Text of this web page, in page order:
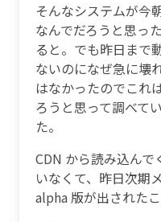
そんなシステムが今
なんでだろうと思っ
ると。でも昨日まで
ないのになぜ急に壊
はなかったのでこれ
ろうと思って調べて
た。
CDN から読み込ん
いなくて、昨日次期
alpha 版が出された